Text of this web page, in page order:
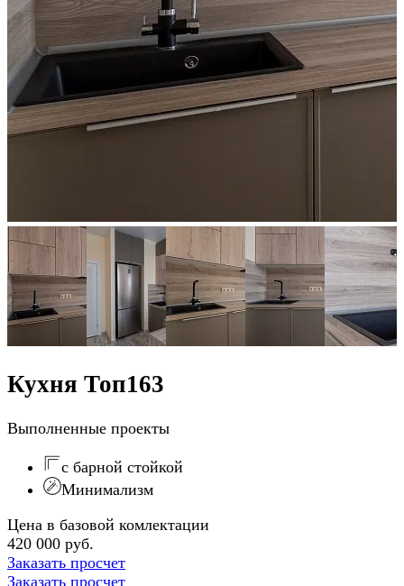
Кухня Топ163
Выполненные проекты
с барной стойкой
Минимализм
Цена в базовой комлектации
420 000 руб.
Заказать просчет
Заказать просчет